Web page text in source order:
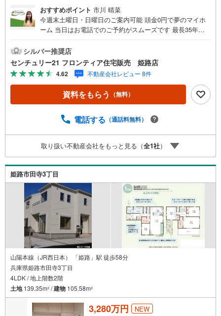
おすすめポイント 市川 晴菜
今週末土曜日・日曜日のご案内可能 頭金0円で夢のマイホ
ーム 当日はお電話でのご予約がスムーズです 最長35年の
ス乗車19分、「田寺新在家峠」バス停歩4分（320m）・JR
姫新線「播磨高岡駅」歩46分（3680m）・安室東小学校歩1
3分（1000m）・安室中学校歩14分（1100m） 特徴・住宅
性能評価5分野7項目で最も高い等級取得を標準化！最長35
年の定期点検・長期保証で安心・長期優良住宅/駐車3台可/
カウンターキッチン/南東向き/全居室収納完備 弊社が選ば
ナーが資金計画をサポート！2.買い替えなどにも対応でき
ため、最も低金利になるように審査が可能！4.物件のお引
渡し後に必要になったお家のリフォームも弊社のリフォー
ムプランナーがご提案！弊社は専門家同士が連携をとって
いるため、より多くの知見がございます。お気軽にお問合
せください！
シルバー推奨店
センチュリー21 フロンティア住宅販売 姫路店
4.62 不動産会社レビュー 8件
資料をもらう （無料）
電話する （通話料無料）
取り扱い不動産会社をもっと見る（全1社）
姫路市田寺3丁目
山陽本線（JR西日本） 「姫路」駅 徒歩58分
兵庫県姫路市田寺3丁目
4LDK / 地上階数2階
土地139.35m2 /建物 105.58m2
3,280万円 NEW